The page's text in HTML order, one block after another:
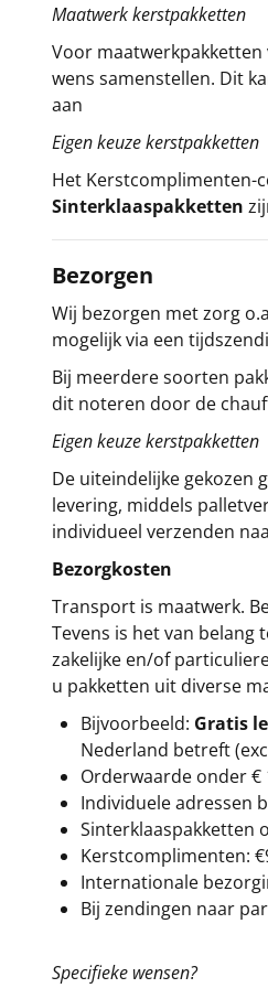
Maatwerk kerstpakketten
Voor maatwerkpakketten
wens samenstellen. Dit
aan
Eigen keuze kerstpakketten
Het Kerstcomplimenten-
Sinterklaaspakketten
Bezorgen
Wij bezorgen met zorg
mogelijk via een
Bij meerdere soorten
dit noteren door de
Eigen keuze kerstpakketten
De uiteindelijke gekozen
levering, middels
individueel verzenden
Bezorgkosten
Transport is maatwerk.
Tevens is het van belang
zakelijke en/of
u pakketten uit diverse
Bijvoorbeeld: Gratis
Nederland betreft
Orderwaarde onder €
Individuele adressen
Sinterklaaspakketten
Kerstcomplimenten:
Internationale
Bij zendingen naar
Specifieke wensen?